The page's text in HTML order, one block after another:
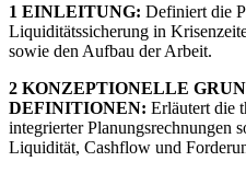
1 EINLEITUNG: Definiert die
Liquiditätssicherung in
sowie den Aufbau der Arbeit.
2 KONZEPTIONELLE
DEFINITIONEN: Erläutert die
integrierter Planungsrechnungen
Liquidität, Cashflow und